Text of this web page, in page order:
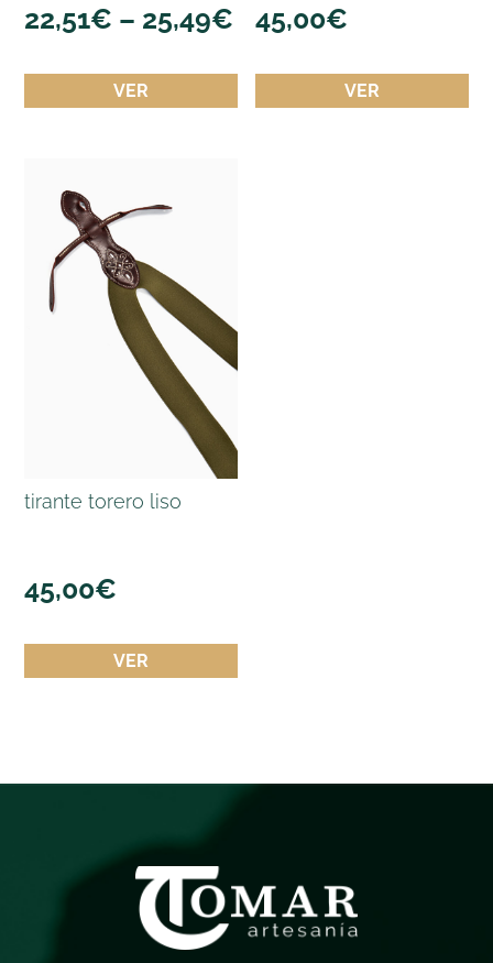
22,51€ – 25,49€
VER
45,00€
VER
tirante torero liso
45,00€
VER